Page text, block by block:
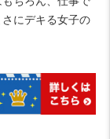
にデキる女子の